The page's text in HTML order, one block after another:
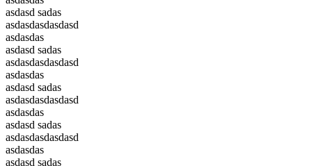
asdasd sadas
asdasdasdasdasd
asdasdas
asdasd sadas
asdasdasdasdasd
asdasdas
asdasd sadas
asdasdasdasdasd
asdasdas
asdasd sadas
asdasdasdasdasd
asdasdas
asdasd sadas